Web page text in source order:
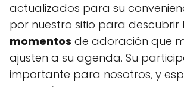
actualizados para su
por nuestro sitio para descubrir
momentos de adoración que
ajusten a su agenda. Su
importante para nosotros, y